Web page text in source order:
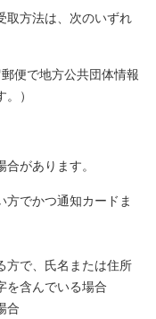
取方法は、次のいずれ
便で地方公共団体情報
）
があります。
方でかつ通知カードま
方で、氏名または住所
を含んでいる場合
合